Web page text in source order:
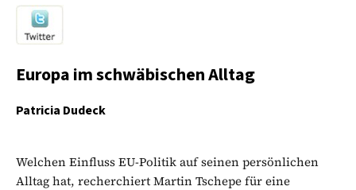
Europa im schwäbischen Alltag
Patricia Dudeck
Welchen Einfluss EU-Politik auf seinen persönlichen
Alltag hat, recherchiert Martin Tschepe für eine